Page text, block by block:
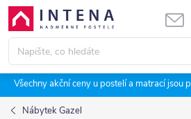
Přejít
obsah
Všechny akční ceny u postelí a matrací jsou
Nábytek Gazel